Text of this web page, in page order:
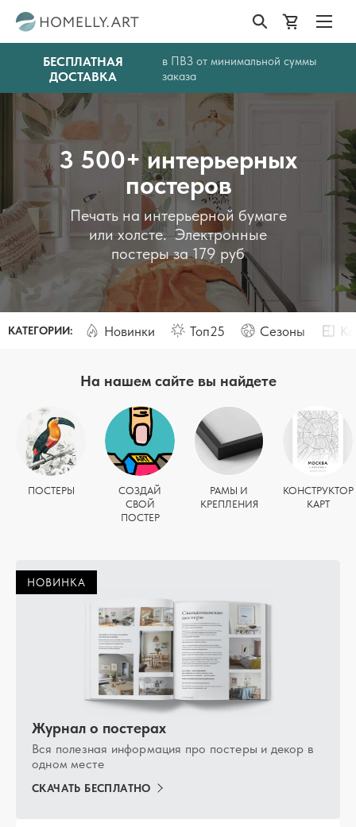
БЕСПЛАТНАЯ
ДОСТАВКА
в ПВЗ от минимальной суммы
заказа
3 500+ интерьерных
постеров
Печать на интерьерной бумаге
или холсте. Электронные
постеры за 179 руб
КАТЕГОРИИ: Новинки Топ25 Сезоны
На нашем сайте вы найдете
ПОСТЕРЫ
СОЗДАЙ
СВОЙ
ПОСТЕР
РАМЫ И
КРЕПЛЕНИЯ
КОНСТРУКТОР
КАРТ
НОВИНКА
Журнал о постерах
Вся полезная информация про постеры и декор в
одном месте
СКАЧАТЬ БЕСПЛАТНО